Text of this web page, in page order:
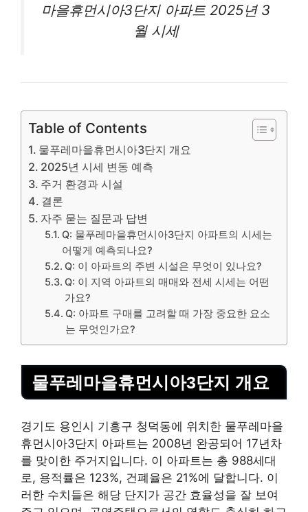
마을휴먼시아3단지 아파트 2025년 3
월 시세
Table of Contents
물푸레마을휴먼시아3단지 개요
2025년 시세 변동 예측
주거 환경과 시설
결론
자주 묻는 질문과 답변
Q: 물푸레마을휴먼시아3단지 아파트의 시세는
어떻게 예측되나요?
Q: 이 아파트의 주변 시설은 무엇이 있나요?
Q: 이 지역 아파트의 매매와 전세 시세는 어떤
가요?
Q: 아파트 구매를 고려할 때 가장 중요한 요소
는 무엇인가요?
물푸레마을휴먼시아3단지 개요
경기도 용인시 기흥구 청덕동에 위치한 물푸레마을
휴먼시아3단지 아파트는 2008년 완공되어 17년차
를 맞이한 주거지입니다. 이 아파트는 총 988세대
로, 용적률은 123%, 건폐율은 21%에 달합니다. 이
러한 수치들은 해당 단지가 공간 효율성을 잘 보여